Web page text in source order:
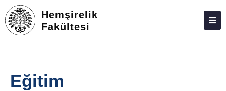
Hemşirelik
Fakültesi
GIZLILIK POLITIKASI
Eğitim